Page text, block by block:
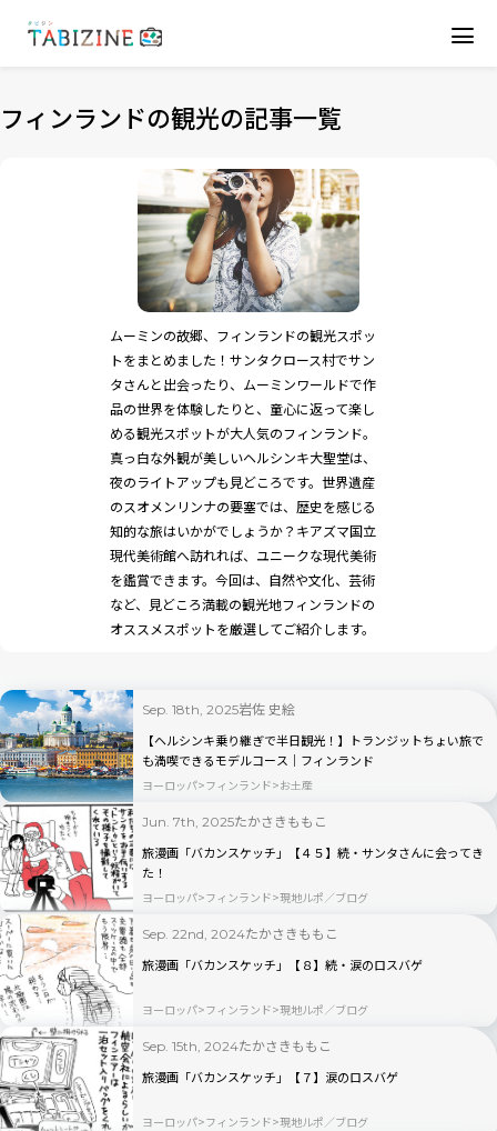
フィンランドの観光の記事一覧
ムーミンの故郷、フィンランドの観光スポッ
トをまとめました！サンタクロース村でサン
タさんと出会ったり、ムーミンワールドで作
品の世界を体験したりと、童心に返って楽し
める観光スポットが大人気のフィンランド。
真っ白な外観が美しいヘルシンキ大聖堂は、
夜のライトアップも見どころです。世界遺産
のスオメンリンナの要塞では、歴史を感じる
知的な旅はいかがでしょうか？キアズマ国立
現代美術館へ訪れれば、ユニークな現代美術
を鑑賞できます。今回は、自然や文化、芸術
など、見どころ満載の観光地フィンランドの
オススメスポットを厳選してご紹介します。
Sep. 18th, 2025岩佐 史絵
【ヘルシンキ乗り継ぎで半日観光！】トランジットちょい旅で
も満喫できるモデルコース｜フィンランド
ヨーロッパ フィンランド お土産
Jun. 7th, 2025たかさきももこ
旅漫画「バカンスケッチ」【４５】続・サンタさんに会ってき
た！
ヨーロッパ フィンランド 現地ルポ／ブログ
Sep. 22nd, 2024たかさきももこ
旅漫画「バカンスケッチ」【８】続・涙のロスバゲ
ヨーロッパ フィンランド 現地ルポ／ブログ
Sep. 15th, 2024たかさきももこ
旅漫画「バカンスケッチ」【７】涙のロスバゲ
ヨーロッパ フィンランド 現地ルポ／ブログ